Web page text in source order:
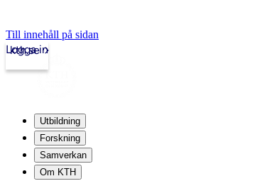
Till innehåll på sidan
kth.se
Logga in
Utbildning
Forskning
Samverkan
Om KTH